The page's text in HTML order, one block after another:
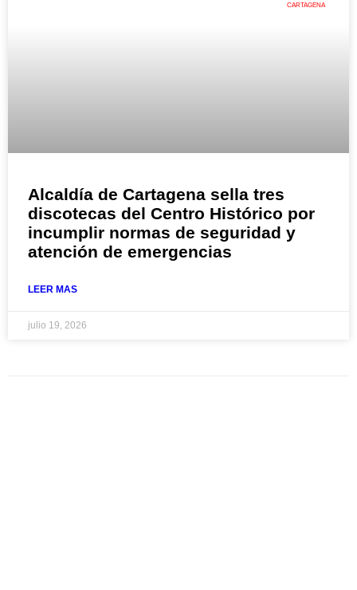
CARTAGENA
Alcaldía de Cartagena sella tres
discotecas del Centro Histórico por
incumplir normas de seguridad y
atención de emergencias
LEER MAS
julio 19, 2026